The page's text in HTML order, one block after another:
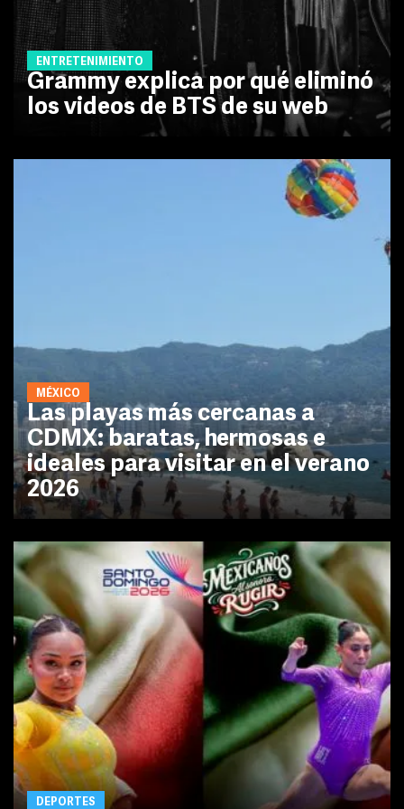
ENTRETENIMIENTO
Grammy explica por qué eliminó
los videos de BTS de su web
MÉXICO
Las playas más cercanas a
CDMX: baratas, hermosas e
ideales para visitar en el verano
2026
DEPORTES